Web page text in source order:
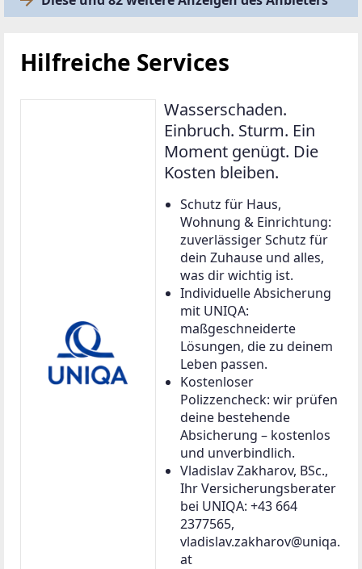
Hilfreiche Services
Wasserschaden.
Einbruch. Sturm. Ein
Moment genügt. Die
Kosten bleiben.
Schutz für Haus,
Wohnung & Einrichtung:
zuverlässiger Schutz für
dein Zuhause und alles,
was dir wichtig ist.
Individuelle Absicherung
mit UNIQA:
maßgeschneiderte
Lösungen, die zu deinem
Leben passen.
Kostenloser
Polizzencheck: wir prüfen
deine bestehende
Absicherung – kostenlos
und unverbindlich.
Vladislav Zakharov, BSc.,
Ihr Versicherungsberater
bei UNIQA: +43 664
2377565,
vladislav.zakharov@uniqa.
at